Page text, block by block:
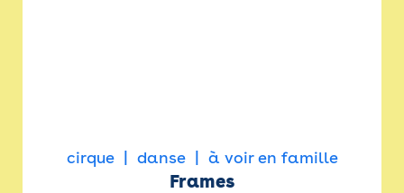
cirque danse à voir en famille
Frames